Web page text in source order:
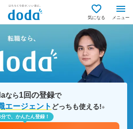
気になる メニュー
なら1回の登録で
エージェント どっちも使える!※
分で、かんたん登録！